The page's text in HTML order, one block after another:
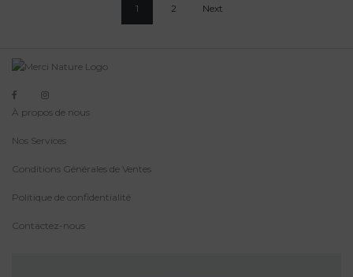
1 2 Next
À propos de nous
Nos Services
Conditions Générales de Ventes
Politique de confidentialité
Contactez-nous